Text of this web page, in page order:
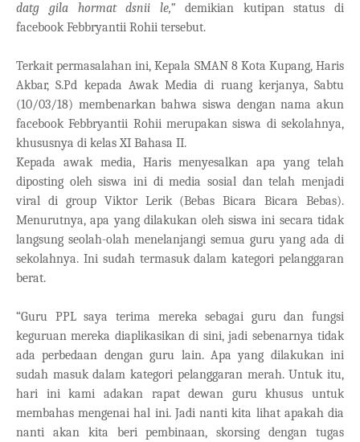
datg gila hormat dsnii le,” demikian kutipan status di
facebook Febbryantii Rohii tersebut.
Terkait permasalahan ini, Kepala SMAN 8 Kota Kupang, Haris
Akbar, S.Pd kepada Awak Media di ruang kerjanya, Sabtu
(10/03/18) membenarkan bahwa siswa dengan nama akun
facebook Febbryantii Rohii merupakan siswa di sekolahnya,
khususnya di kelas XI Bahasa II.
Kepada awak media, Haris menyesalkan apa yang telah
diposting oleh siswa ini di media sosial dan telah menjadi
viral di group Viktor Lerik (Bebas Bicara Bicara Bebas).
Menurutnya, apa yang dilakukan oleh siswa ini secara tidak
langsung seolah-olah menelanjangi semua guru yang ada di
sekolahnya. Ini sudah termasuk dalam kategori pelanggaran
berat.
“Guru PPL saya terima mereka sebagai guru dan fungsi
keguruan mereka diaplikasikan di sini, jadi sebenarnya tidak
ada perbedaan dengan guru lain. Apa yang dilakukan ini
sudah masuk dalam kategori pelanggaran merah. Untuk itu,
hari ini kami adakan rapat dewan guru khusus untuk
membahas mengenai hal ini. Jadi nanti kita lihat apakah dia
nanti akan kita beri pembinaan, skorsing dengan tugas